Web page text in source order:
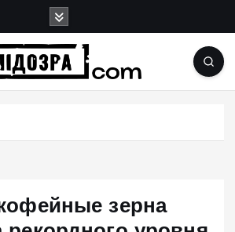
и факты преступных действий в
зерна